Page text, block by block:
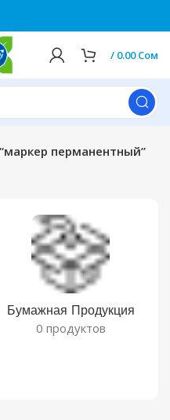
/ 0.00Сом
перманентный”
Бумажная Продукция
0 продуктов